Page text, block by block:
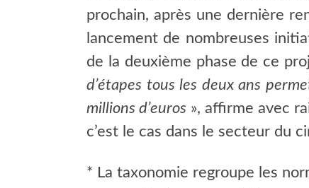
prochain, après une dernière
lancement de nombreuses
de la deuxième phase de ce
d’étapes tous les deux ans
millions d’euros », affirme avec
c’est le cas dans le secteur du
* La taxonomie regroupe les